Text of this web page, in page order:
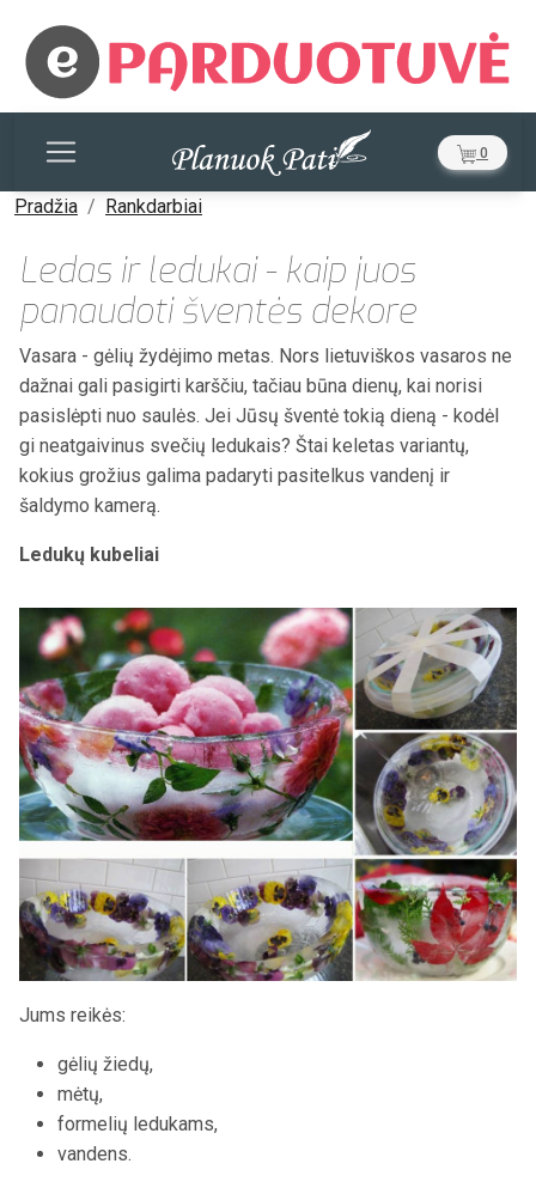
0
Pradžia Rankdarbiai
Ledas ir ledukai - kaip juos
panaudoti šventės dekore
Vasara - gėlių žydėjimo metas. Nors lietuviškos vasaros ne
dažnai gali pasigirti karščiu, tačiau būna dienų, kai norisi
pasislėpti nuo saulės. Jei Jūsų šventė tokią dieną - kodėl
gi neatgaivinus svečių ledukais? Štai keletas variantų,
kokius grožius galima padaryti pasitelkus vandenį ir
šaldymo kamerą.
Ledukų kubeliai
Jums reikės:
gėlių žiedų,
mėtų,
formelių ledukams,
vandens.